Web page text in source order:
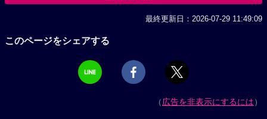
最終更新日：2026-07-29 11:49:09
このページをシェアする
（広告を非表示にするには）